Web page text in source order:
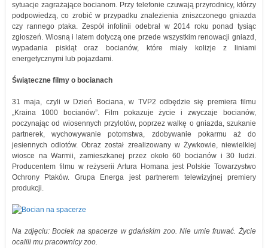
sytuacje zagrażające bocianom. Przy telefonie czuwają przyrodnicy, którzy
podpowiedzą, co zrobić w przypadku znalezienia zniszczonego gniazda
czy rannego ptaka. Zespół infolinii odebrał w 2014 roku ponad tysiąc
zgłoszeń. Wiosną i latem dotyczą one przede wszystkim renowacji gniazd,
wypadania piskląt oraz bocianów, które miały kolizje z liniami
energetycznymi lub pojazdami.
Świąteczne filmy o bocianach
31 maja, czyli w Dzień Bociana, w TVP2 odbędzie się premiera filmu
„Kraina 1000 bocianów”. Film pokazuje życie i zwyczaje bocianów,
poczynając od wiosennych przylotów, poprzez walkę o gniazda, szukanie
partnerek, wychowywanie potomstwa, zdobywanie pokarmu aż do
jesiennych odlotów. Obraz został zrealizowany w Żywkowie, niewielkiej
wiosce na Warmii, zamieszkanej przez około 60 bocianów i 30 ludzi.
Producentem filmu w reżyserii Artura Homana jest Polskie Towarzystwo
Ochrony Ptaków. Grupa Energa jest partnerem telewizyjnej premiery
produkcji.
Na zdjęciu: Bociek na spacerze w gdańskim zoo. Nie umie fruwać. Życie
ocalili mu pracownicy zoo.